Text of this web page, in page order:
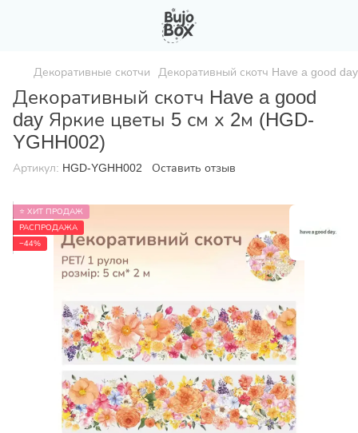
Декоративные скотчи Декоративный скотч Have a good
Декоративный скотч Have a good
day Яркие цветы 5 см х 2м (HGD-
YGHH002)
Артикул: HGD-YGHH002 Оставить отзыв
⭐ ХИТ ПРОДАЖ
РАСПРОДАЖА
−44%